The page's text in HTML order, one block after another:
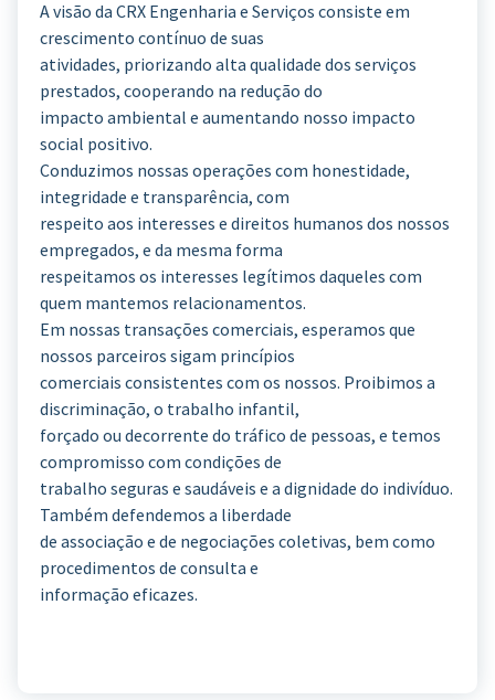
A visão da CRX Engenharia e Serviços consiste em
crescimento contínuo de suas
atividades, priorizando alta qualidade dos serviços
prestados, cooperando na redução do
impacto ambiental e aumentando nosso impacto
social positivo.
Conduzimos nossas operações com honestidade,
integridade e transparência, com
respeito aos interesses e direitos humanos dos nossos
empregados, e da mesma forma
respeitamos os interesses legítimos daqueles com
quem mantemos relacionamentos.
Em nossas transações comerciais, esperamos que
nossos parceiros sigam princípios
comerciais consistentes com os nossos. Proibimos a
discriminação, o trabalho infantil,
forçado ou decorrente do tráfico de pessoas, e temos
compromisso com condições de
trabalho seguras e saudáveis e a dignidade do indivíduo.
Também defendemos a liberdade
de associação e de negociações coletivas, bem como
procedimentos de consulta e
informação eficazes.